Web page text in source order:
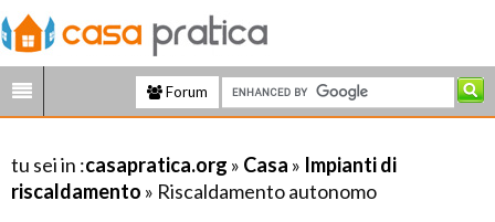
Forum
tu sei in :casapratica.org » Casa » Impianti di
riscaldamento » Riscaldamento autonomo